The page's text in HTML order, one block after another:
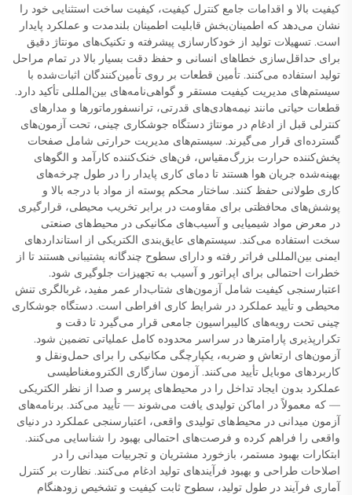
کیفیت بالا و اقدامات جامع کنترل کیفیت، کیفیت ساخت استثنایی خود را
نشان می‌دهد که اطمینان‌بخش قابلیت اطمینان بلندمدت و عملکرد پایدار
است. تسهیلات تولید از خودکارسازی پیشرفته و تکنیک‌های مونتاژ دقیق
برای حداقل‌سازی خطاهای انسانی و حفظ دقت بسیار بالا در تمام مراحل
تولید استفاده می‌کنند. تأمین قطعات بر روی تأمین‌کنندگان اثبات‌شده با
سیستم‌های مدیریت کیفیت مستقر و گواهی‌نامه‌های بین‌المللی تأکید دارد.
قطعات حیاتی مانند نیمه‌هادی‌های قدرتی، ترانسفورماتورها و مدارهای
کنترلی قبل از ادغام در مونتاژ دستگاه جوشکاری چینی، تحت آزمون‌های
گسترده‌ای قرار می‌گیرند. سیستم‌های مدیریت حرارتی شامل صفحات
پخش‌کننده حرارت بزرگ‌مقیاس، فن‌های خنک‌کننده کارآمد و الگوهای
بهینه‌شده جریان هوا هستند تا دمای کاری پایدار را در طول چرخه‌های
کاری طولانی حفظ کنند. ساختار محکم پوسته از مواد با درجه بالا و
پوشش‌های محافظتی برای مقاومت در برابر تخریب محیطی، قرارگیری
در معرض مواد شیمیایی و آسیب‌های مکانیکی در محیط‌های صنعتی
سخت استفاده می‌کند. سیستم‌های عایق‌بندی الکتریکی از استانداردهای
ایمنی بین‌المللی فراتر رفته و دارای سطوح چندگانه پشتیبانی هستند تا از
خطرات احتمالی برای اپراتور و آسیب به تجهیزات جلوگیری شود.
اعتبارسنجی کیفیت شامل آزمون‌های شتاب‌دار عمر مفید، غربالگری تنش
محیطی و تأیید عملکرد در شرایط کاری افراطی است. دستگاه جوشکاری
چینی تحت رویه‌های کالیبراسیون جامعی قرار می‌گیرد تا دقت و
تکرارپذیری پارامترها در سراسر محدوده کامل عملیاتی تضمین شود.
آزمون‌های ارتعاش و ضربه، یکپارچگی مکانیکی را برای حمل‌ونقل و
کاربردهای موبایل تأیید می‌کنند. آزمون سازگاری الکترومغناطیسی
عملکرد بدون ایجاد تداخل را در محیط‌های پرسر و صدا از نظر الکتریکی
— که معمولاً در اماکن تولیدی یافت می‌شوند — تأیید می‌کند. برنامه‌های
آزمون میدانی در محیط‌های تولیدی واقعی، اعتبارسنجی عملکرد در دنیای
واقعی را فراهم کرده و فرصت‌های احتمالی بهبود را شناسایی می‌کنند.
ابتکارات بهبود مستمر، بازخورد مشتریان و تجربیات میدانی را در
اصلاحات طراحی و بهبود فرآیندهای تولید ادغام می‌کنند. نظارت بر کنترل
آماری فرآیند در طول تولید، سطوح ثابت کیفیت و تشخیص زودهنگام